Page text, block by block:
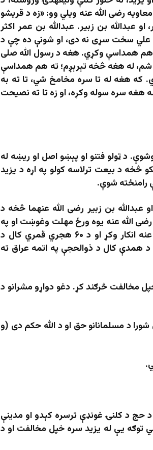
رضی الله عنه ویلي وو: «زه د قریشو
عبدالله بن زبیر. عبدالله بن عمر اکثر
علي سخت سړی نه دی، او شونې ده چې د
همداسې وکړي. هغه د رسول الله صلی
شم، له هغه څخه تېرېږم؛ ته هم همداسې
که هغه له تا سره مخامخ شي، تا ته به
هغه سره سوله وکړه، او زه تا ته نصیحت
د ټولو فتنو او پېښو اصل او ریښه له
څخه د بیعت ترلاسه کولو په اړه د یزید
رامنځته شوې.
عبدالله بن زبیر رضی الله عنهما څخه د
الله عنه یوه ورځ مهلت وغوښت او په
همدې شپه له مدینې څخه ووت او مکې ته ولاړ. حسین رضی الله عنه انکار وکړ او د ۶۰ هجري قمري کال د
د همدې کال د ذوالحجې په اتمه عراق ته
مخالفت څرګند کړ. دغو دواړو مشرانو د
د مسلمانانو حق او د الله حکم دی (و
حج د کلنۍ غونډې ترسره کېدو او مدینې
توګه یې له یزید سره خپل مخالفت او د